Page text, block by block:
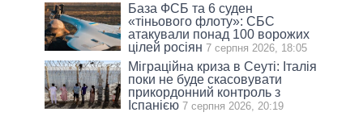
База ФСБ та 6 суден
«тіньового флоту»: СБС
атакували понад 100 ворожих
цілей росіян 7 серпня 2026, 18:05
Міграційна криза в Сеуті: Італія
поки не буде скасовувати
прикордонний контроль з
Іспанією 7 серпня 2026, 20:19